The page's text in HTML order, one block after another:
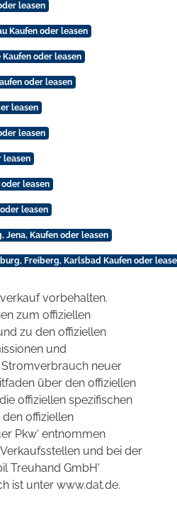
leasen
Kaufen oder leasen
oder leasen
oder leasen
leasen
leasen
leasen
leasen
leasen
Jena, Kaufen oder leasen
Freiberg, Karlsbad Kaufen oder
vorbehalten.
zum offiziellen
zu den offiziellen
und
neuer
über den offiziellen
offiziellen spezifischen
offiziellen
Pkw' entnommen
und bei der
Treuhand GmbH'
ist unter www.dat.de.